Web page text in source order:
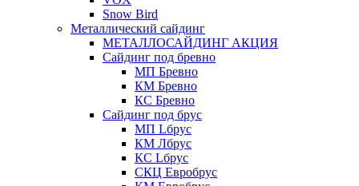
Snow Bird
Металлический сайдинг
МЕТАЛЛОСАЙДИНГ АКЦИЯ
Сайдинг под бревно
МП Бревно
КМ Бревно
КС Бревно
Сайдинг под брус
МП Lбрус
КМ Лбрус
КС Lбрус
СКЦ Евробрус